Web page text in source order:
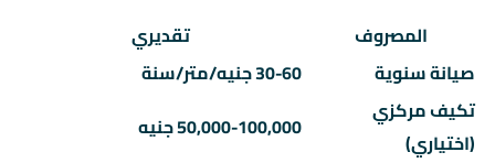
المصروف
تقديري
صيانة سنوية
30-60 جنيه/متر/سنة
تكيف مركزي
(اختياري)
50,000-100,000 جنيه